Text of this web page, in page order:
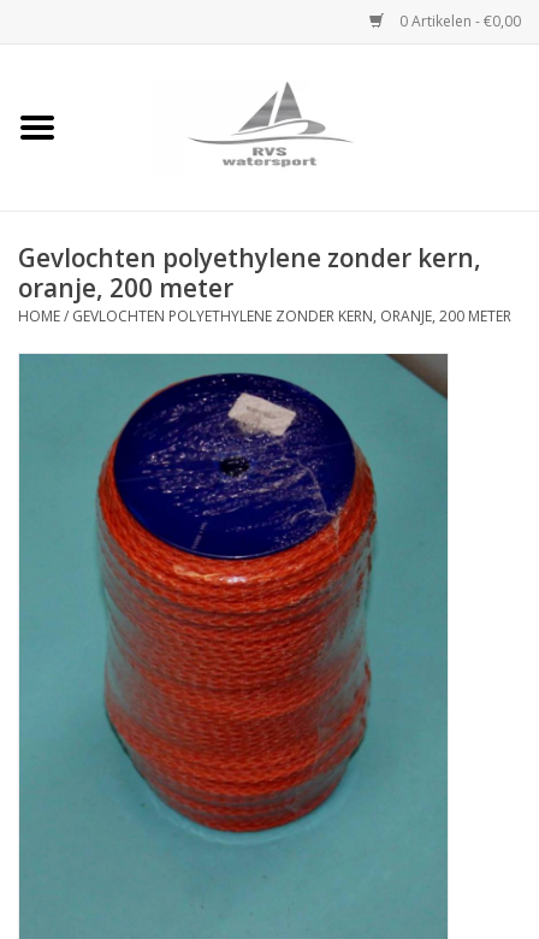
0 Artikelen - €0,00
Home
Rvs Dekbeslag
Rvs Accessoires
Staalkabel
Rvs Staalkabel spanner
Staalkabel met coating
Gevlochten polyethylene zonder kern,
oranje, 200 meter
HOME/ GEVLOCHTEN POLYETHYLENE ZONDER KERN, ORANJE, 200 METER